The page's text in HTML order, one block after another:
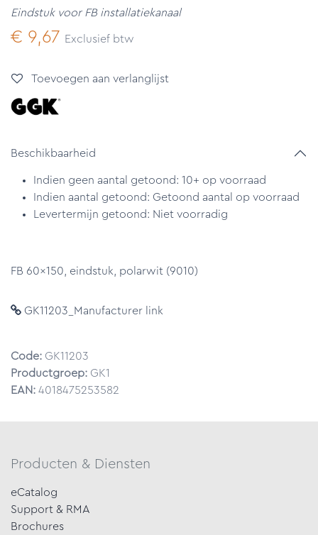
Eindstuk voor FB installatiekanaal
€ 9,67 Exclusief btw
Toevoegen aan verlanglijst
Beschikbaarheid
Indien geen aantal getoond: 10+ op voorraad
Indien aantal getoond: Getoond aantal op voorraad
Levertermijn getoond: Niet voorradig
FB 60x150, eindstuk, polarwit (9010)
GK11203_Manufacturer link
Code: GK11203
Productgroep: GK1
EAN: 4018475253582
Producten & Diensten
eCatalog
Support & RMA
Brochures